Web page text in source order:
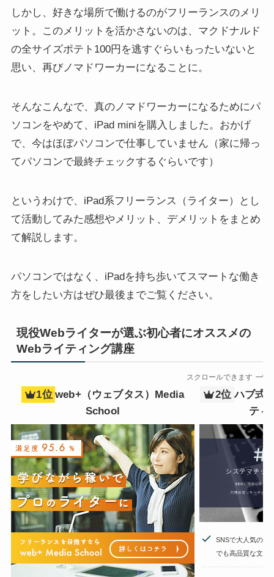
しかし、好きな場所で働けるのがフリーランスのメリ
ット。このメリットを活かさないのは、マクドナルド
の全サイズポテト100円を逃すぐらいもったいないと
思い、再びノマドワーカーになることに。
そんなこんなで、真のノマドワーカーになるためにパ
ソコンをやめて、iPad miniを購入しました。おかげ
で、今はほぼパソコンで仕事していません（家に帰っ
てパソコンで最終チェックするぐらいです）
というわけで、iPad系フリーランス（ライター）とし
て活動してみた感想やメリット、デメリットをまとめ
て解説します。
パソコンではなく、iPadを持ち歩いてスマートな働き
方をしたい方はぜひ最後までご覧ください。
現役Webライターが選ぶ初心者にオススメの
Webライティング講座
スクロールできます
1位 web+（ウェブタス）Media
School
2位 ハブ式
ティ
SNSで大人気の
でも高品質な文章